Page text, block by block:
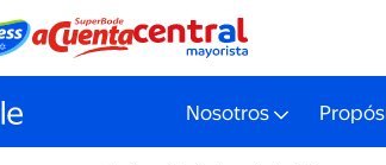
Nosotros